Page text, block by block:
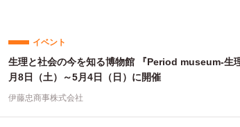
イベント
生理と社会の今を知る博物館 『Period museum-生理と社会の交差展-』 3
月8日（土）～5月4日（日）に開催
伊藤忠商事株式会社